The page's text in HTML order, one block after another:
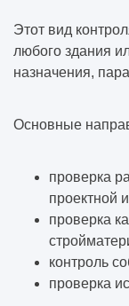
Этот вид
любого здания
назначения,
Основные
проверка
проектной
проверка
контроль
проверка